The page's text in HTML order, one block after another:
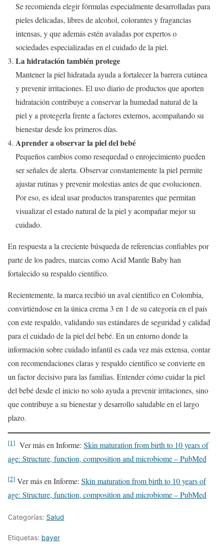
Se recomienda elegir fórmulas especialmente desarrolladas para
pieles delicadas, libres de alcohol, colorantes y fragancias
intensas, y que además estén avaladas por expertos o
sociedades especializadas en el cuidado de la piel.
La hidratación también protege
Mantener la piel hidratada ayuda a fortalecer la barrera cutánea
y prevenir irritaciones. El uso diario de productos que aporten
hidratación contribuye a conservar la humedad natural de la
piel y a protegerla frente a factores externos, acompañando su
bienestar desde los primeros días.
Aprender a observar la piel del bebé
Pequeños cambios como resequedad o enrojecimiento pueden
ser señales de alerta. Observar constantemente la piel permite
ajustar rutinas y prevenir molestias antes de que evolucionen.
Por eso, es ideal usar productos transparentes que permitan
visualizar el estado natural de la piel y acompañar mejor su
cuidado.
En respuesta a la creciente búsqueda de referencias confiables por
parte de los padres, marcas como Acid Mantle Baby han
fortalecido su respaldo científico.
Recientemente, la marca recibió un aval científico en Colombia,
convirtiéndose en la única crema 3 en 1 de su categoría en el país
con este respaldo, validando sus estándares de seguridad y calidad
para el cuidado de la piel del bebé. En un entorno donde la
información sobre cuidado infantil es cada vez más extensa, contar
con recomendaciones claras y respaldo científico se convierte en
un factor decisivo para las familias. Entender cómo cuidar la piel
del bebé desde el inicio no solo ayuda a prevenir irritaciones, sino
que contribuye a su bienestar y desarrollo saludable en el largo
plazo.
[1] Ver más en Informe: Skin maturation from birth to 10 years of
age: Structure, function, composition and microbiome – PubMed
[2] Ver más en Informe: Skin maturation from birth to 10 years of
age: Structure, function, composition and microbiome – PubMed
Categorías: Salud
Etiquetas: bayer